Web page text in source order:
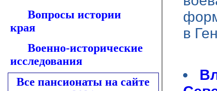
Вопросы истории
края
Военно-исторические
исследования
Все пансионаты на сайте
в